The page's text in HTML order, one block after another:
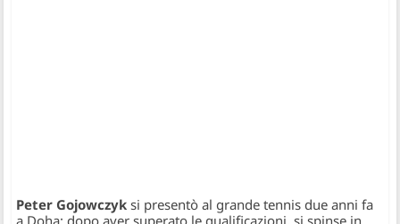
Peter Gojowczyk si presentò al grande tennis due anni fa